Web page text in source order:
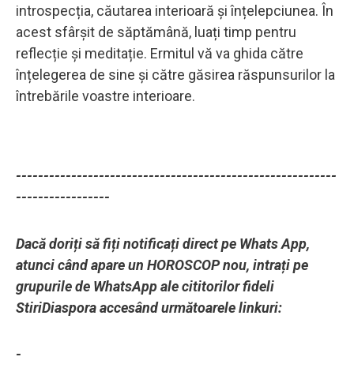
introspecția, căutarea interioară și înțelepciunea. În
acest sfârșit de săptămână, luați timp pentru
reflecție și meditație. Ermitul vă va ghida către
înțelegerea de sine și către găsirea răspunsurilor la
întrebările voastre interioare.
----------------------------------------------------------
-----------------
Dacă doriți să fiți notificați direct pe Whats App,
atunci când apare un HOROSCOP nou, intrați pe
grupurile de WhatsApp ale cititorilor fideli
StiriDiaspora accesând următoarele linkuri:
-